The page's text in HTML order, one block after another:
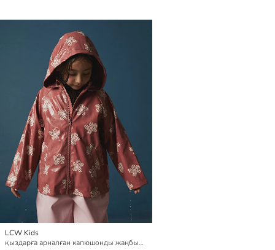
LCW Kids
қыздарға арналған капюшонды жаңбырға арналған күрте